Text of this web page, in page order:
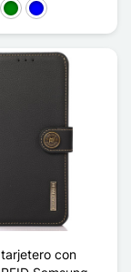
VerdeAzul
con